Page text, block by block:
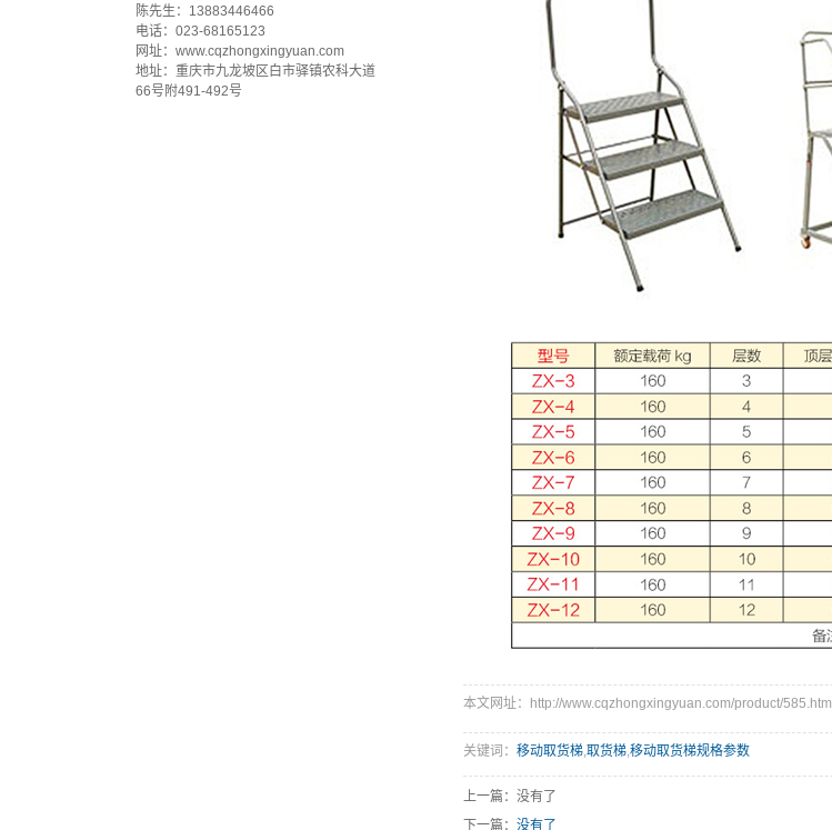
陈先生：13883446466
电话：023-68165123
网址：www.cqzhongxingyuan.com
地址：重庆市九龙坡区白市驿镇农科大道
66号附491-492号
本文网址：http://www.cqzhongxingyuan.com/product/585.html
关键词： 移动取货梯,取货梯,移动取货梯规格参数
上一篇：没有了
下一篇： 没有了